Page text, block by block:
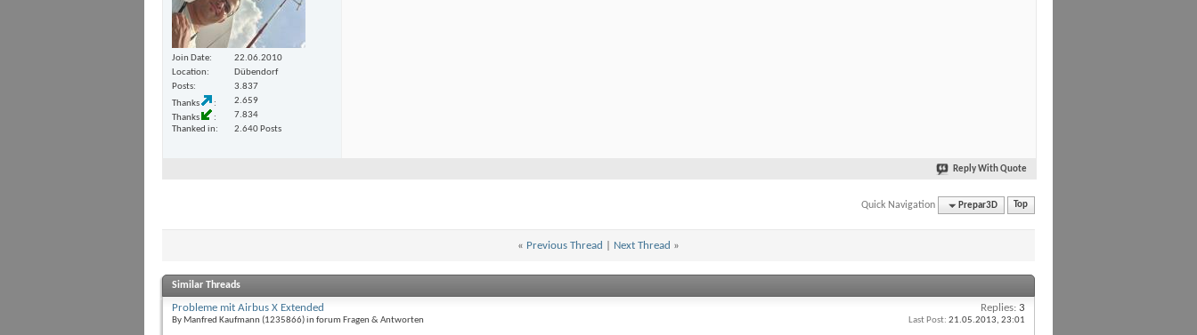
Join Date
22.06.2010
Location
Dübendorf
Posts
3.837
Thanks
2.659
Thanks
7.834
Thanked in
2.640 Posts
Reply With Quote
Quick Navigation Prepar3D Top
« Previous Thread Next Thread »
Similar Threads
Probleme mit Airbus X Extended
By Manfred Kaufmann (1235866) in forum Fragen & Antworten
Replies: 3
Last Post: 21.05.2013, 23:01